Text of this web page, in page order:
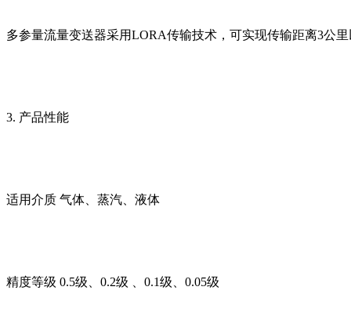
多参量流量变送器采用LORA传输技术，可实现传输距离3公
3. 产品性能
适用介质 气体、蒸汽、液体
精度等级 0.5级、0.2级 、0.1级、0.05级